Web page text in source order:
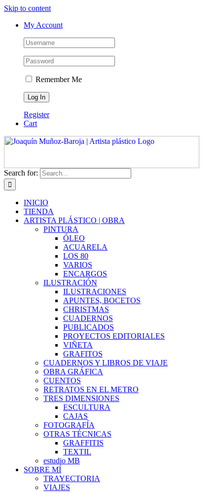
Skip to content
My Account
Remember Me
Register
Cart
Search for:
INICIO
TIENDA
ARTISTA PLÁSTICO | OBRA
PINTURA
ÓLEO
ACUARELA
LOS 80
VARIOS
ENCARGOS
ILUSTRACIÓN
ILUSTRACIONES
APUNTES, BOCETOS
CHRISTMAS
CUADERNOS
PUBLICADOS
PROYECTOS EDITORIALES
VIÑETA
GRAFITOS
CUADERNOS Y LIBROS DE VIAJE
OBRA GRÁFICA
CUENTOS
RETRATOS EN EL METRO
TRES DIMENSIONES
ESCULTURA
CAJAS
FOTOGRAFÍA
OTRAS TÉCNICAS
GRAFFITIS
TEXTIL
estudio MB
SOBRE MÍ
TRAYECTORIA
VIAJES